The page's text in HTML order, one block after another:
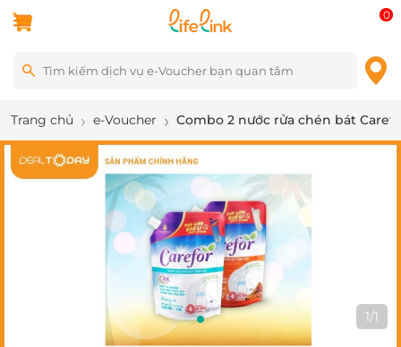
0
Trang chủ e-Voucher Combo 2 nước rửa chén bát
1/1